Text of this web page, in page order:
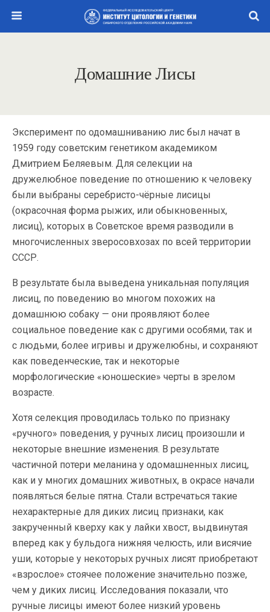
Домашние Лисы
Эксперимент по одомашниванию лис был начат в
1959 году советским генетиком академиком
Дмитрием Беляевым. Для селекции на
дружелюбное поведение по отношению к человеку
были выбраны серебристо-чёрные лисицы
(окрасочная форма рыжих, или обыкновенных,
лисиц), которых в Советское время разводили в
многочисленных зверосовхозах по всей территории
СССР.
В результате была выведена уникальная популяция
лисиц, по поведению во многом похожих на
домашнюю собаку — они проявляют более
социальное поведение как с другими особями, так и
с людьми, более игривы и дружелюбны, и сохраняют
как поведенческие, так и некоторые
морфологические «юношеские» черты в зрелом
возрасте.
Хотя селекция проводилась только по признаку
«ручного» поведения, у ручных лисиц произошли и
некоторые внешние изменения. В результате
частичной потери меланина у одомашненных лисиц,
как и у многих домашних животных, в окрасе начали
появляться белые пятна. Стали встречаться такие
нехарактерные для диких лисиц признаки, как
закрученный кверху как у лайки хвост, выдвинутая
вперед как у бульдога нижняя челюсть, или висячие
уши, которые у некоторых ручных лисят приобретают
«взрослое» стоячее положение значительно позже,
чем у диких лисиц. Исследования показали, что
ручные лисицы имеют более низкий уровень